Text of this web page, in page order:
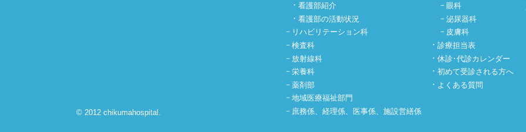
© 2012 chikumahospital.
看護部紹介
看護部の活動状況
リハビリテーション科
検査科
放射線科
栄養科
薬剤部
地域医療福祉部門
庶務係、経理係、医事係、施設営繕係
眼科
泌尿器科
皮膚科
診療担当表
休診･代診カレンダー
初めて受診される方へ
よくある質問